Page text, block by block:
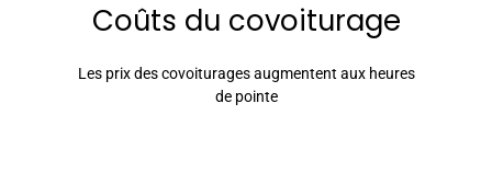
Coûts du covoiturage
Les prix des covoiturages augmentent aux heures
de pointe